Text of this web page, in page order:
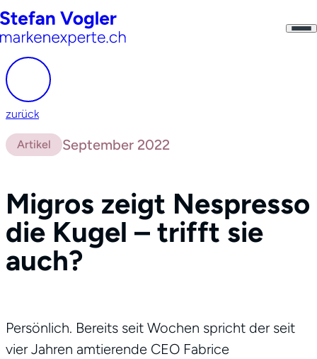
zurück
Artikel September 2022
Migros zeigt Nespresso
die Kugel – trifft sie
auch?
Persönlich. Bereits seit Wochen spricht der seit
vier Jahren amtierende CEO Fabrice